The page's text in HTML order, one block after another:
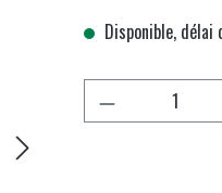
Disponible, délai
Quantité de